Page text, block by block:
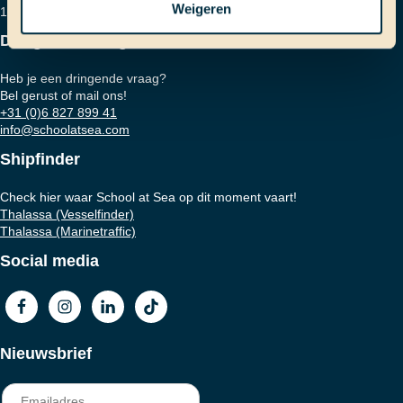
Weigeren
1001 RD Amsterdam
Dringende vraag?
Heb je een dringende vraag?
Bel gerust of mail ons!
+31 (0)6 827 899 41
info@schoolatsea.com
Shipfinder
Check hier waar School at Sea op dit moment vaart!
Thalassa (Vesselfinder)
Thalassa (Marinetraffic)
Social media
Nieuwsbrief